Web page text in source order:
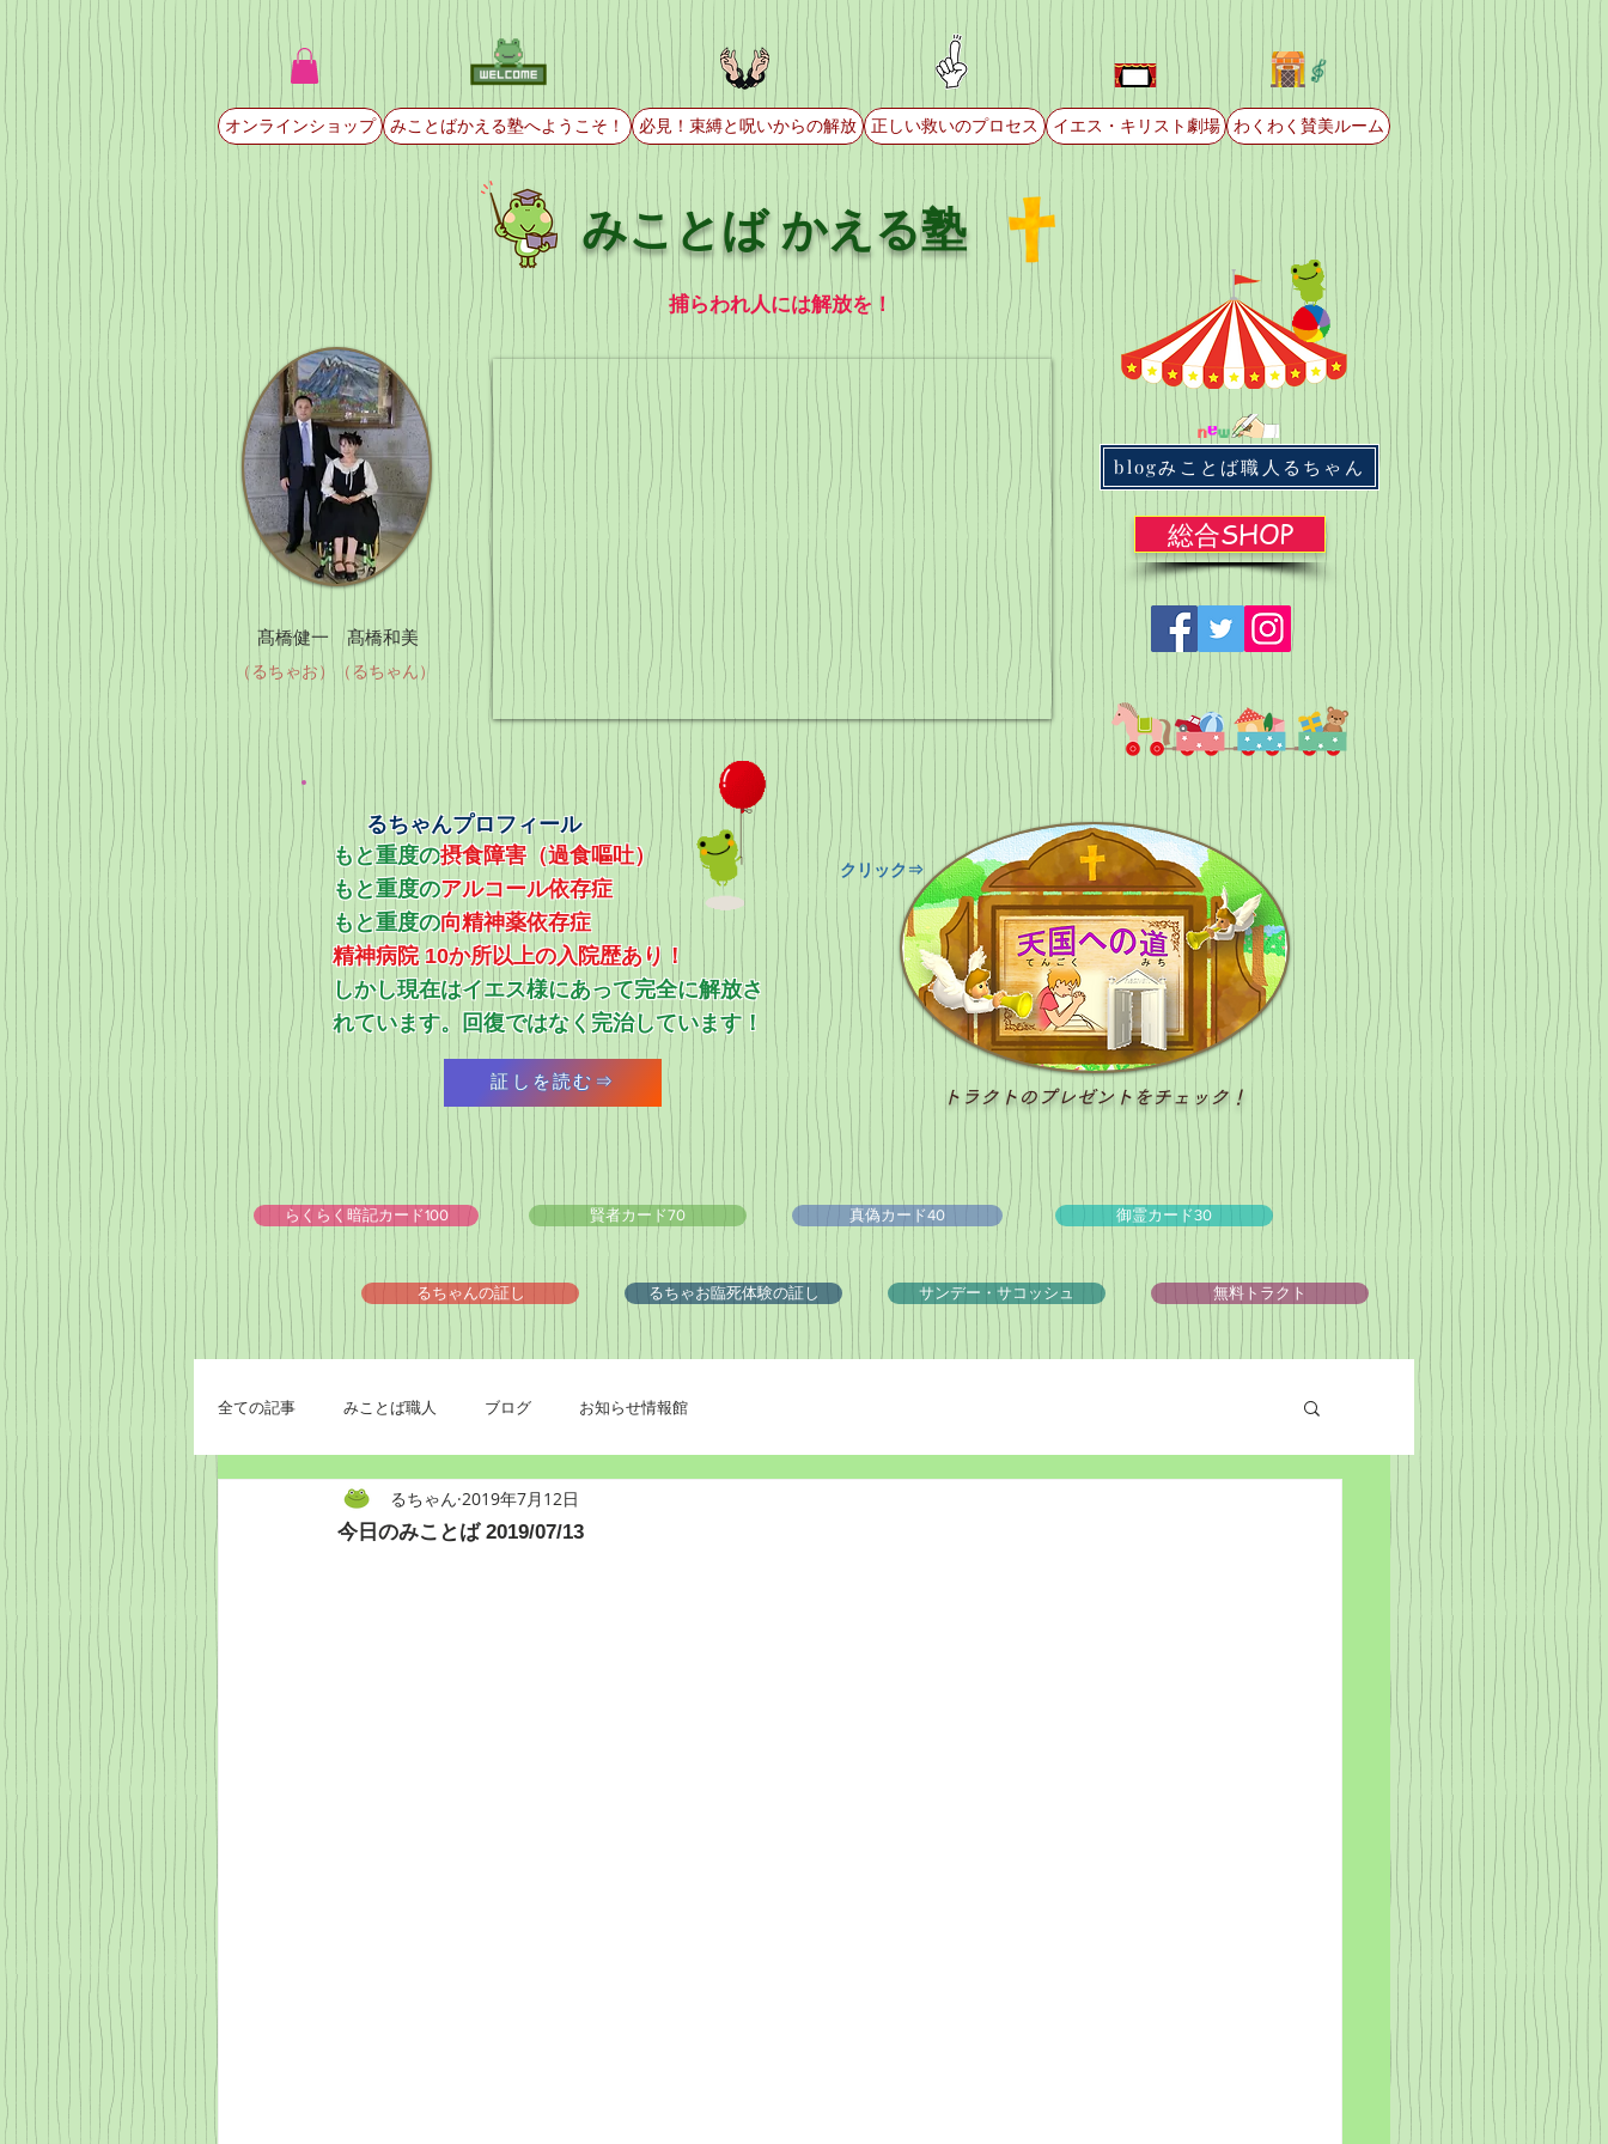
オンラインショップ みことばかえる塾へようこそ！ 必見！束縛と呪いからの解放 正しい救いのプロセス イエス・キリスト劇場 わくわく賛美ルーム
髙橋健一 髙橋和美
（るちゃお）（るちゃん）
みことば かえる塾
捕らわれ人には解放を！
blogみことば職人るちゃん
総合SHOP
るちゃんプロフィール
もと重度の摂食障害（過食嘔吐）
もと重度のアルコール依存症
​もと重度の向精神薬依存症
精神病院 10か所以上の入院歴あり！
​しかし現在はイエス様にあって完全に解放さ
れています。回復ではなく完治しています！
証しを読む⇒
​クリック⇒
トラクトのプレゼントをチェック！
らくらく暗記カード100 賢者カード70 真偽カード40 御霊カード30
るちゃんの証し るちゃお臨死体験の証し サンデー・サコッシュ 無料トラクト
全ての記事 みことば職人 ブログ お知らせ情報館
今日のみことば 2019/07/13
るちゃん 2019年7月12日